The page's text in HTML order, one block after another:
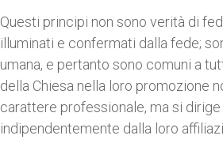
Questi principi non sono verità di
illuminati e confermati dalla fede;
umana, e pertanto sono comuni a
della Chiesa nella loro promozione
carattere professionale, ma si
indipendentemente dalla loro